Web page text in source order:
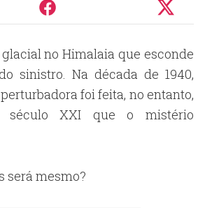
no Himalaia que esconde
sinistro. Na década de 1940,
foi feita, no entanto,
século XXI que o mistério
será mesmo?